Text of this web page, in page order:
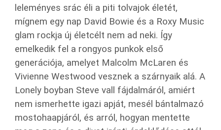
leleményes srác éli a piti tolvajok életét,
mígnem egy nap David Bowie és a Roxy Music
glam rockja új életcélt nem ad neki. Így
emelkedik fel a rongyos punkok első
generációja, amelyet Malcolm McLaren és
Vivienne Westwood vesznek a szárnyaik alá. A
Lonely boyban Steve vall fájdalmáról, amiért
nem ismerhette igazi apját, mesél bántalmazó
mostohaapjáról, és arról, hogyan mentette